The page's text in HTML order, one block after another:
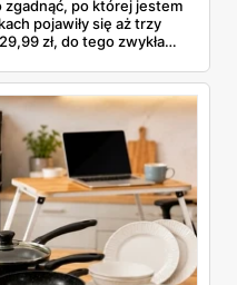
zgadnąć, po której jestem
pojawiły się aż trzy
zł, do tego zwykła
taki zakup faktycznie